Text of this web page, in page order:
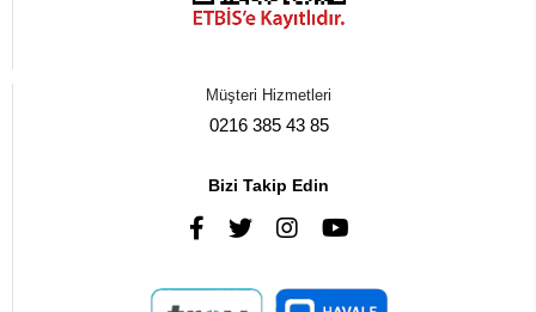
Müşteri Hizmetleri
0216 385 43 85
Bizi Takip Edin